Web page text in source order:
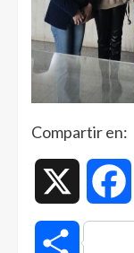
Compartir en: